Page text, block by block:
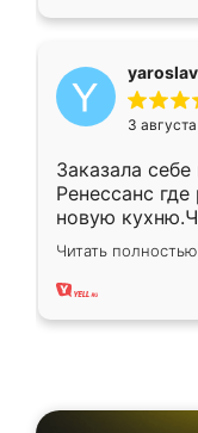
3
Заказала
Ренессанс
новую
вполне
два года,
Читать полностью